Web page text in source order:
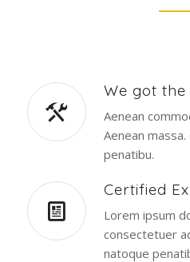
We got
Aenean
Aenean
penatibu.
Certified
Lorem ipsum
consectetuer
natoque